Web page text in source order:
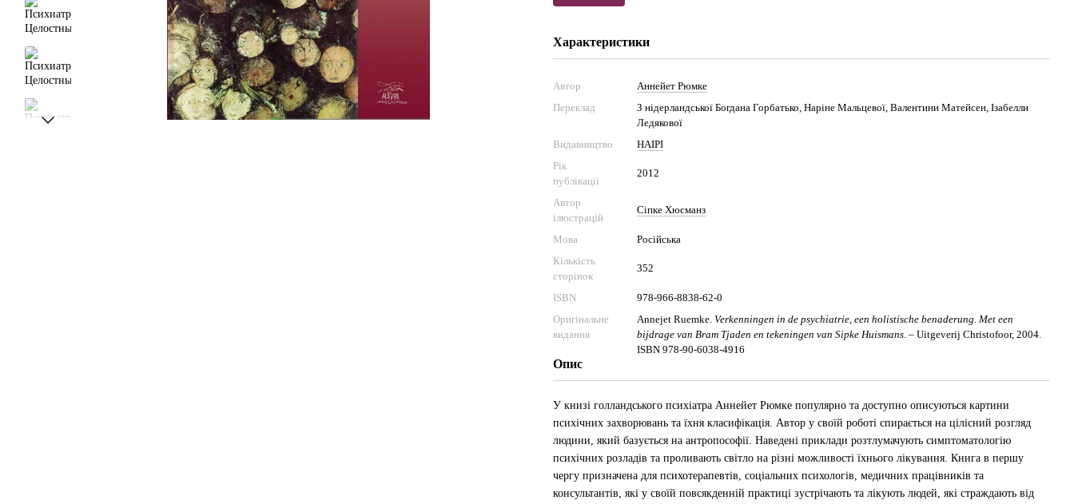
Характеристики
Автор
Аннейет Рюмке
Переклад
З нідерландської Богдана Горбатько, Наріне Мальцевої, Валентини Матейсен, Ізабелли
Ледякової
Видавництво
НАІРІ
Рік
публікації
2012
Автор
ілюстрацій
Сіпке Хюсманз
Мова
Російська
Кількість
сторінок
352
ISBN
978-966-8838-62-0
Оригінальне
видання
Annejet Ruemke. Verkenningen in de psychiatrie, een holistische benaderung. Met een
bijdrage van Bram Tjaden en tekeningen van Sipke Huismans. – Uitgeverij Christofoor, 2004.
ISBN 978-90-6038-4916
Опис
У книзі голландського психіатра Аннейет Рюмке популярно та доступно описуються картини
психічних захворювань та їхня класифікація. Автор у своїй роботі спирається на цілісний розгляд
людини, який базується на антропософії. Наведені приклади розтлумачують симптоматологію
психічних розладів та проливають світло на різні можливості їхнього лікування. Книга в першу
чергу призначена для психотерапевтів, соціальних психологів, медичних працівників та
консультантів, які у своїй повсякденній практиці зустрічають та лікують людей, які страждають від